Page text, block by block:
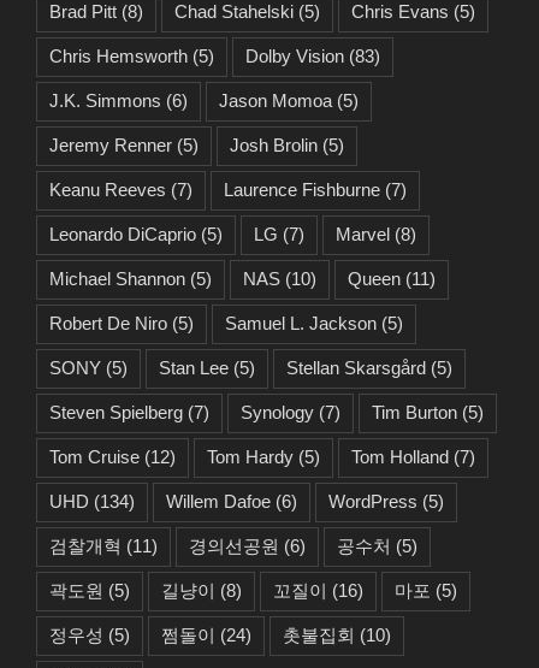
Brad Pitt (8) Chad Stahelski (5) Chris Evans (5)
Chris Hemsworth (5) Dolby Vision (83)
J.K. Simmons (6) Jason Momoa (5)
Jeremy Renner (5) Josh Brolin (5)
Keanu Reeves (7) Laurence Fishburne (7)
Leonardo DiCaprio (5) LG (7) Marvel (8)
Michael Shannon (5) NAS (10) Queen (11)
Robert De Niro (5) Samuel L. Jackson (5)
SONY (5) Stan Lee (5) Stellan Skarsgård (5)
Steven Spielberg (7) Synology (7) Tim Burton (5)
Tom Cruise (12) Tom Hardy (5) Tom Holland (7)
UHD (134) Willem Dafoe (6) WordPress (5)
검찰개혁 (11) 경의선공원 (6) 공수처 (5)
곽도원 (5) 길냥이 (8) 꼬질이 (16) 마포 (5)
정우성 (5) 쩜돌이 (24) 촛불집회 (10)